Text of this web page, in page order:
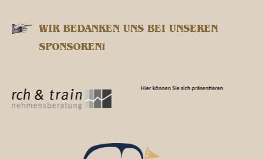
WIR BEDANKEN UNS BEI UNSEREN
SPONSOREN!